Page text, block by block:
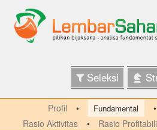
Seleksi
Profil Fundamental
Rasio Aktivitas
Rasio